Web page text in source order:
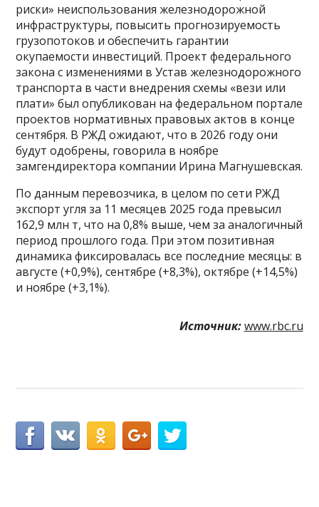
риски» неиспользования железнодорожной
инфраструктуры, повысить прогнозируемость
грузопотоков и обеспечить гарантии
окупаемости инвестиций. Проект федерального
закона с изменениями в Устав железнодорожного
транспорта в части внедрения схемы «вези или
плати» был опубликован на федеральном портале
проектов нормативных правовых актов в конце
сентября. В РЖД ожидают, что в 2026 году они
будут одобрены, говорила в ноябре
замгендиректора компании Ирина Магнушевская.
По данным перевозчика, в целом по сети РЖД
экспорт угля за 11 месяцев 2025 года превысил
162,9 млн т, что на 0,8% выше, чем за аналогичный
период прошлого года. При этом позитивная
динамика фиксировалась все последние месяцы: в
августе (+0,9%), сентябре (+8,3%), октябре (+14,5%)
и ноябре (+3,1%).
Источник: www.rbc.ru